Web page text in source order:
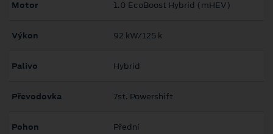
Motor 1.0 EcoBoost Hybrid (mHEV)
Výkon 92 kW/125 k
Palivo Hybrid
Převodovka 7st. Powershift
Pohon Přední